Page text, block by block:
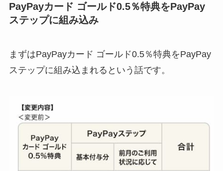
PayPayカード ゴールド0.5％特典をPayPay
ステップに組み込み
まずはPayPayカード ゴールド0.5％特典をPayPay
ステップに組み込まれるという話です。